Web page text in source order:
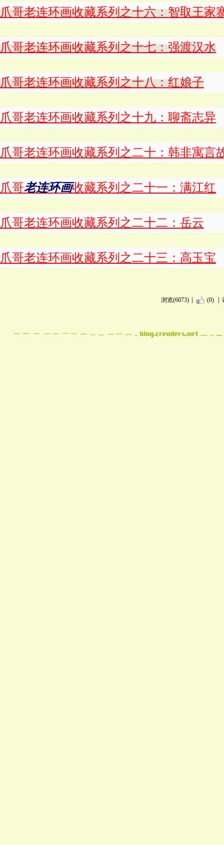
爪哥老连环画收藏系列之十六：智取王家
爪哥老连环画收藏系列之十七：强渡汉水
爪哥老连环画收藏系列之十八：红娘子
爪哥老连环画收藏系列之十九：聊斋志异
爪哥老连环画收藏系列之二十：韩非寓言
爪哥老连环画收藏系列之二十一：满江红
爪哥老连环画收藏系列之二十二：岳云
爪哥老连环画收藏系列之二十三：高玉宝
浏览(6073) (0)